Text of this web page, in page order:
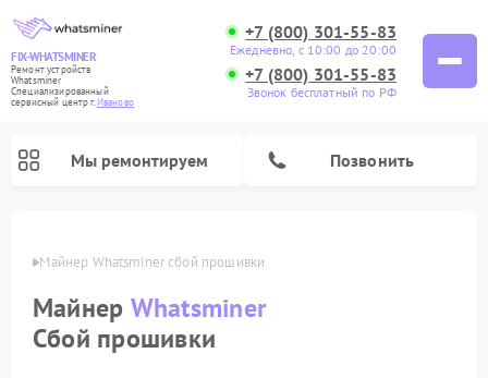
FIX-WHATSMINER
Ремонт устройств
Whatsminer
Специализированный
cервисный центр г.Иваново
+7 (800) 301-55-83
Ежедневно, с 10:00 до 20:00
+7 (800) 301-55-83
Звонок бесплатный по РФ
Мы ремонтируем Позвонить
Майнер Whatsminer сбой прошивки
Майнер Whatsminer
Сбой прошивки